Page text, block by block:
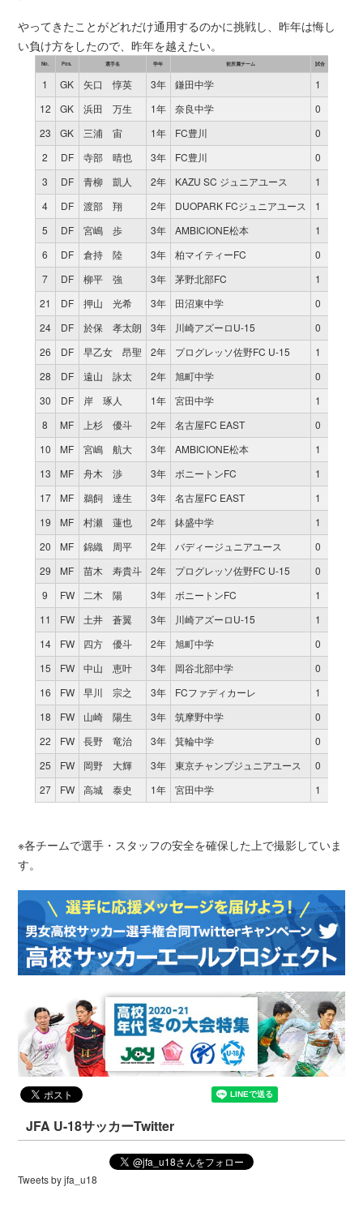
やってきたことがどれだけ通用するのかに挑戦し、昨年は悔し
い負け方をしたので、昨年を越えたい。
No. Pos. 選手名 学年 前所属チーム 試合
1 GK 矢口 惇英 3年 鎌田中学 1
12
GK 浜田 万生 1年 奈良中学 0
23
GK 三浦 宙 1年 FC豊川 0
2
DF 寺部 晴也 3年 FC豊川 0
3
DF 青柳 凱人 2年 KAZU SC ジュニアユース 1
4
DF 渡部 翔 2年 DUOPARK FCジュニアユース 1
5
DF 宮嶋 歩 3年 AMBICIONE松本 1
6
DF 倉持 陸 3年 柏マイティーFC 0
7
DF 柳平 強 3年 茅野北部FC 1
21
DF 押山 光希 3年 田沼東中学 0
24
DF 於保 孝太朗 3年 川崎アズーロU-15 0
26
DF 早乙女 昂聖 2年 プログレッソ佐野FC U-15 1
28
DF 遠山 詠太 2年 旭町中学 0
30
DF 岸 琢人 1年 宮田中学 1
8
MF 上杉 優斗 2年 名古屋FC EAST 0
10
MF 宮嶋 航大 3年 AMBICIONE松本 1
13
MF 舟木 渉 3年 ボニートンFC 1
17
MF 鵜飼 達生 3年 名古屋FC EAST 1
19
MF 村瀬 蓮也 2年 鉢盛中学 1
20
MF 錦織 周平 2年 バディージュニアユース 0
29
MF 苗木 寿貴斗 2年 プログレッソ佐野FC U-15 0
9
FW 二木 陽 3年 ボニートンFC 1
11
FW 土井 蒼翼 3年 川崎アズーロU-15 1
14
FW 四方 優斗 2年 旭町中学 0
15
FW 中山 恵叶 3年 岡谷北部中学 0
16
FW 早川 宗之 3年 FCファディカーレ 1
18
FW 山崎 陽生 3年 筑摩野中学 0
22
FW 長野 竜治 3年 箕輪中学 0
25
FW 岡野 大輝 3年 東京チャンプジュニアユース 0
27
FW 高城 泰史 1年 宮田中学 1
※各チームで選手・スタッフの安全を確保した上で撮影していま
す。
JFA U-18サッカーTwitter
Tweets by jfa_u18